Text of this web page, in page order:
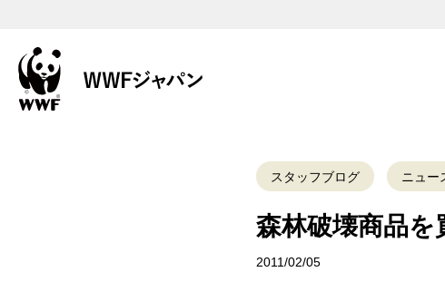
スタッフブログ ニュー
森林破壊商品
2011/02/05